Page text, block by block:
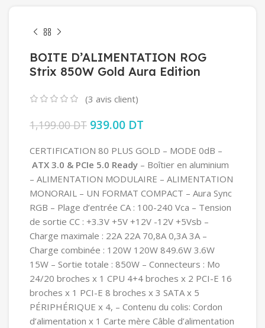
BOITE D’ALIMENTATION ROG
Strix 850W Gold Aura Edition
(3 avis client)
1,199.00DT Le prix initial était : 1,199.00 DT.
939.00 DT
CERTIFICATION 80 PLUS GOLD – MODE 0dB –
ATX 3.0 & PCIe 5.0 Ready – Boîtier en aluminium
– ALIMENTATION MODULAIRE – ALIMENTATION
MONORAIL – UN FORMAT COMPACT – Aura Sync
RGB – Plage d’entrée CA : 100-240 Vca – Tension
de sortie CC : +3.3V +5V +12V -12V +5Vsb –
Charge maximale : 22A 22A 70,8A 0,3A 3A –
Charge combinée : 120W 120W 849.6W 3.6W
15W – Sortie totale : 850W – Connecteurs : Mo
24/20 broches x 1 CPU 4+4 broches x 2 PCI-E 16
broches x 1 PCI-E 8 broches x 3 SATA x 5
PÉRIPHÉRIQUE x 4, – Contenu du colis: Cordon
d’alimentation x 1 Carte mère Câble d’alimentation